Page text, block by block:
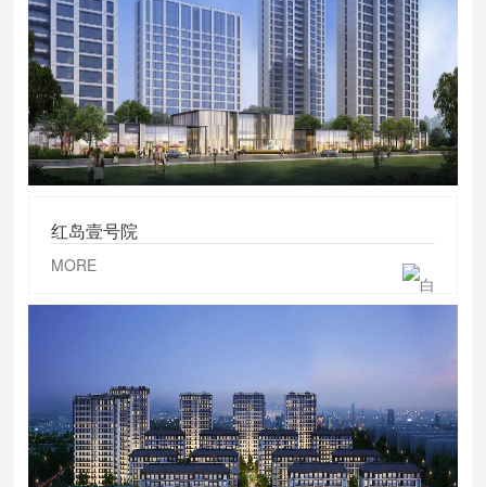
红岛壹号院
MORE